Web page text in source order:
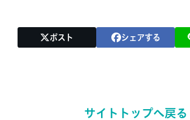
ポスト シェアする
サイトトップへ戻る